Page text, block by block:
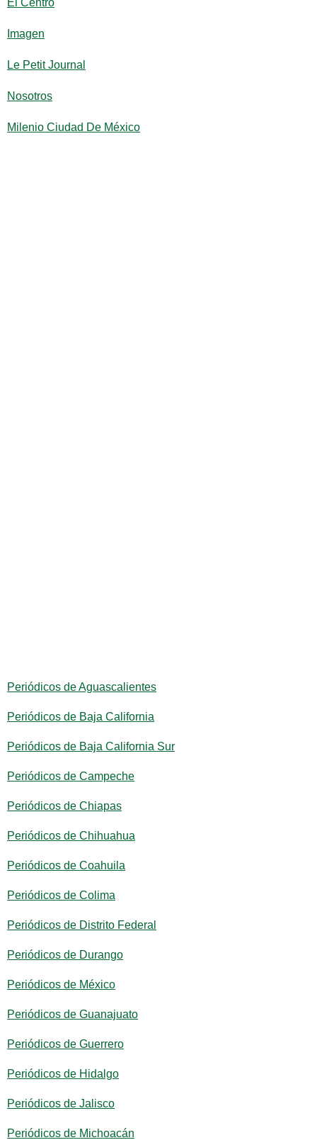
El Centro
Imagen
Le Petit Journal
Nosotros
Milenio Ciudad De México
Periódicos de Aguascalientes
Periódicos de Baja California
Periódicos de Baja California Sur
Periódicos de Campeche
Periódicos de Chiapas
Periódicos de Chihuahua
Periódicos de Coahuila
Periódicos de Colima
Periódicos de Distrito Federal
Periódicos de Durango
Periódicos de México
Periódicos de Guanajuato
Periódicos de Guerrero
Periódicos de Hidalgo
Periódicos de Jalisco
Periódicos de Michoacán